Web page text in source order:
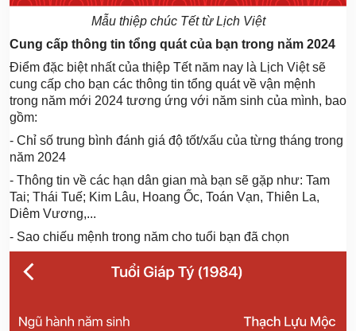
Mẫu thiệp chúc Tết từ Lịch Việt
Cung cấp thông tin tổng quát của bạn trong năm 2024
Điểm đặc biệt nhất của thiệp Tết năm nay là Lịch Việt sẽ
cung cấp cho bạn các thông tin tổng quát về vận mệnh
trong năm mới 2024 tương ứng với năm sinh của mình, bao
gồm:
- Chỉ số trung bình đánh giá độ tốt/xấu của từng tháng trong
năm 2024
- Thông tin về các hạn dân gian mà bạn sẽ gặp như: Tam
Tai; Thái Tuế; Kim Lâu, Hoang Ốc, Toán Vạn, Thiên La,
Diêm Vương,...
- Sao chiếu mệnh trong năm cho tuổi bạn đã chọn